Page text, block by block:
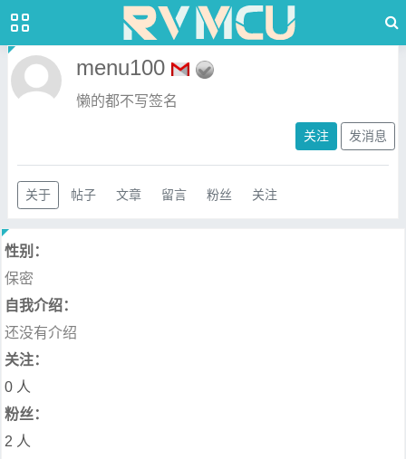
menu100
懒的都不写签名
关注 发消息
关于 帖子 文章 留言 粉丝 关注
性别：
保密
自我介绍：
还没有介绍
关注：
0 人
粉丝：
2 人